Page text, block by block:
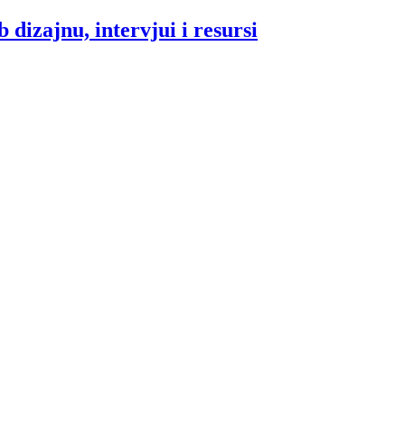
dizajnu, intervjui i resursi